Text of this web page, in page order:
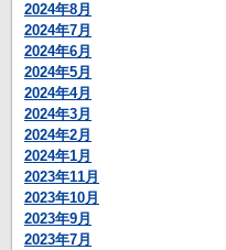
2024年8月
2024年7月
2024年6月
2024年5月
2024年4月
2024年3月
2024年2月
2024年1月
2023年11月
2023年10月
2023年9月
2023年7月